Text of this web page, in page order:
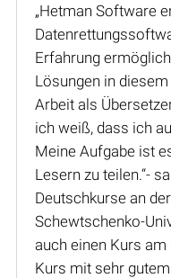
„Hetman Software
Erfahrung
Lösungen in
Arbeit als
ich weiß, dass ich
Meine Aufgabe ist
Lesern zu teilen.“-
Deutschkurse an
Schewtschenko-
auch einen Kurs
Kurs mit sehr